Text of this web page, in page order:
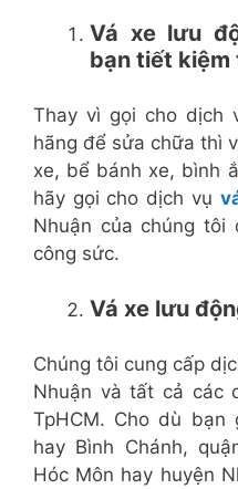
Vá xe lưu
bạn tiết kiệm
Thay vì gọi cho dịch
hãng để sửa chữa thì
xe, bể bánh xe, bình
hãy gọi cho dịch vụ
Nhuận của chúng
công sức.
Vá xe lưu
Chúng tôi cung cấp
Nhuận và tất cả các
TpHCM. Cho dù bạn
hay Bình Chánh,
Hóc Môn hay huyện